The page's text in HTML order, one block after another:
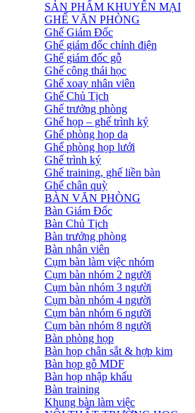
SẢN PHẨM KHUYẾN MẠI
GHẾ VĂN PHÒNG
Ghế Giám Đốc
Ghế giám đốc chỉnh điện
Ghế giám đốc gỗ
Ghế công thái học
Ghế xoay nhân viên
Ghế Chủ Tịch
Ghế trưởng phòng
Ghế họp – ghế trình ký
Ghế phòng họp da
Ghế phòng họp lưới
Ghế trình ký
Ghế training, ghế liền bàn
Ghế chân quỳ
BÀN VĂN PHÒNG
Bàn Giám Đốc
Bàn Chủ Tịch
Bàn trưởng phòng
Bàn nhân viên
Cụm bàn làm việc nhóm
Cụm bàn nhóm 2 người
Cụm bàn nhóm 3 người
Cụm bàn nhóm 4 người
Cụm bàn nhóm 6 người
Cụm bàn nhóm 8 người
Bàn phòng họp
Bàn họp chân sắt & hợp kim
Bàn họp gỗ MDF
Bàn họp nhập khẩu
Bàn training
Khung bàn làm việc